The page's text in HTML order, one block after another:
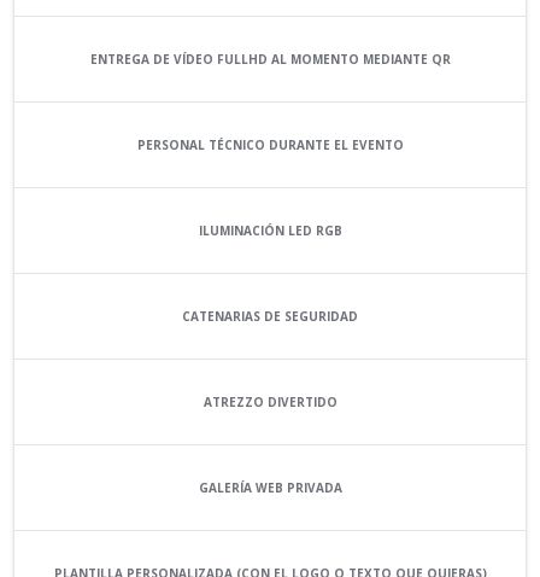
ENTREGA DE VÍDEO FULLHD AL MOMENTO MEDIANTE QR
PERSONAL TÉCNICO DURANTE EL EVENTO
ILUMINACIÓN LED RGB
CATENARIAS DE SEGURIDAD
ATREZZO DIVERTIDO
GALERÍA WEB PRIVADA
PLANTILLA PERSONALIZADA (CON EL LOGO O TEXTO QUE QUIERAS)